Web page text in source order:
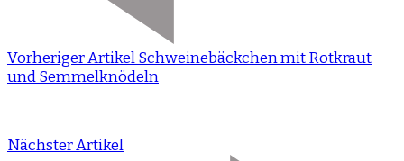
Vorheriger ArtikelSchweinebäckchen mit Rotkraut
und Semmelknödeln
Nächster Artikel